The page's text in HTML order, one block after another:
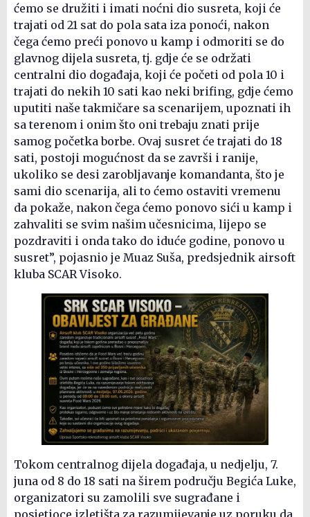
ćemo se družiti i imati noćni dio susreta, koji će
trajati od 21 sat do pola sata iza ponoći, nakon
čega ćemo preći ponovo u kamp i odmoriti se do
glavnog dijela susreta, tj. gdje će se održati
centralni dio događaja, koji će početi od pola 10 i
trajati do nekih 10 sati kao neki brifing, gdje ćemo
uputiti naše takmičare sa scenarijem, upoznati ih
sa terenom i onim što oni trebaju znati prije
samog početka borbe. Ovaj susret će trajati do 18
sati, postoji mogućnost da se završi i ranije,
ukoliko se desi zarobljavanje komandanta, što je
sami dio scenarija, ali to ćemo ostaviti vremenu
da pokaže, nakon čega ćemo ponovo sići u kamp i
zahvaliti se svim našim učesnicima, lijepo se
pozdraviti i onda tako do iduće godine, ponovo u
susret”, pojasnio je Muaz Suša, predsjednik airsoft
kluba SCAR Visoko.
Tokom centralnog dijela događaja, u nedjelju, 7.
juna od 8 do 18 sati na širem području Begića Luke,
organizatori su zamolili sve sugrađane i
posjetioce izletišta za razumijevanje uz poruku da